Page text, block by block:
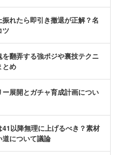
振れたら即引き撤退が正解？名
ツ
を翻弄する強ポジや裏技テクニ
とめ
ー展開とガチャ育成計画につい
41以降無理に上げるべき？素材
について議論